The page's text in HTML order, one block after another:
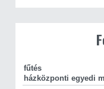
fűtés
házközponti egyedi